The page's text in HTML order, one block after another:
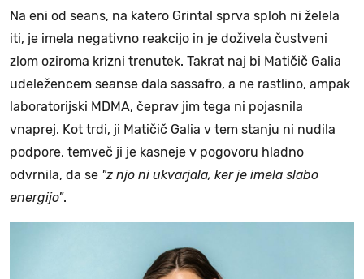
Na eni od seans, na katero Grintal sprva sploh ni želela
iti, je imela negativno reakcijo in je doživela čustveni
zlom oziroma krizni trenutek. Takrat naj bi Matičič Galia
udeležencem seanse dala sassafro, a ne rastlino, ampak
laboratorijski MDMA, čeprav jim tega ni pojasnila
vnaprej. Kot trdi, ji Matičič Galia v tem stanju ni nudila
podpore, temveč ji je kasneje v pogovoru hladno
odvrnila, da se "z njo ni ukvarjala, ker je imela slabo
energijo".